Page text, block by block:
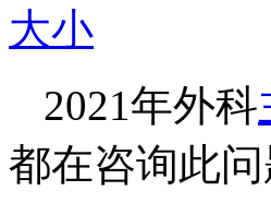
大小
2021年外科
都在咨询此